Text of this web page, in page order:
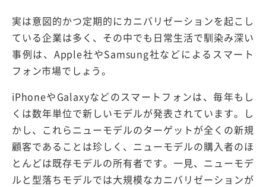
実は意図的かつ定期的にカニバリゼーションを起こし
ている企業は多く、その中でも日常生活で馴染み深い
事例は、Apple社やSamsung社などによるスマート
フォン市場でしょう。
iPhoneやGalaxyなどのスマートフォンは、毎年もし
くは数年単位で新しいモデルが発表されています。し
かし、これらニューモデルのターゲットが全くの新規
顧客であることは珍しく、ニューモデルの購入者のほ
とんどは既存モデルの所有者です。一見、ニューモデ
ルと型落ちモデルでは大規模なカニバリゼーションが